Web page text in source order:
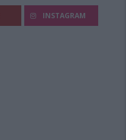
INSTAGRAM